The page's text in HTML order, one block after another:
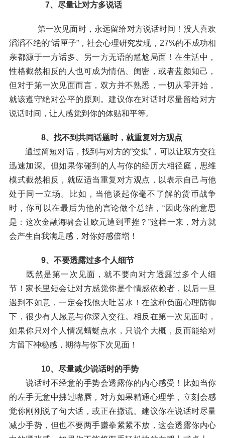
7、尽量让对方多说话
第一次见面时，永远留给对方说话时间！没人喜欢
滔滔不绝的“话匣子”，社会心理研究发现，27%的不成功相
亲都源于一方话多、另一方无语的尴尬局面！在生活中，
性格截然相反的人也可成为情侣、闺密，或者蓝颜知己，
但对于第一次见面而言，双方并不熟悉，一切从零开始，
就该遵守绝对公平的原则。建议你在对话时尽量留给对方
说话时间，让人感觉到你的体贴和平等。
8、找不到共同话题时，就重复对方观点
通过简短对话，找到与对方的“交集”，可以让双方交往
迅速加深。但如果你碰到的人与你的经历大相径庭，思维
模式截然相反，就应适当重复对方观点，以表示自己与他
处于同一立场。比如，当他谈起你毫不了解的货币战争
时，你可以在最后为他的言论做个总结，“因此你的意思
是：这次金融海啸会让欧元遭到重挫？”这样一来，对方就
会产生自我满足感，对你好感倍增！
9、不要透露过多个人细节
既然是第一次见面，就不要向对方透露过多个人细
节！家长里短会让对方感觉你是个情感依赖者，以后一旦
遇到不如意，一定会找他大吐苦水！在这种负面心理防御
下，很少有人愿意与你深入交往。相反在第一次见面时，
如果你只对个人情况蜻蜓点水，只说个大概，反而能给对
方留下神秘感，期待与你下次见面！
10、尽量减少说话时的手势
说话时不经意的手势会透露你的内心感受！比如当你
的左手无意中拂过嘴唇，对方如果精通心理学，立刻会感
觉你刚刚说了句大话，或正在撒谎。建议你在说话时尽量
减少手势，但也不要两手赚拳紧紧不放，这会透露你内心